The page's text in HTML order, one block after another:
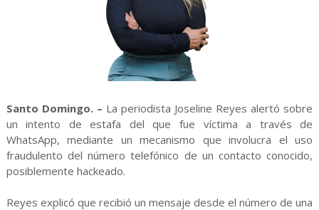
Santo Domingo. – La periodista Joseline Reyes alertó sobre
un intento de estafa del que fue víctima a través de
WhatsApp, mediante un mecanismo que involucra el uso
fraudulento del número telefónico de un contacto conocido,
posiblemente hackeado.
Reyes explicó que recibió un mensaje desde el número de una